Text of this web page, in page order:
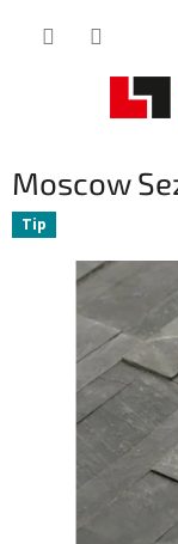
Moscow
Tip